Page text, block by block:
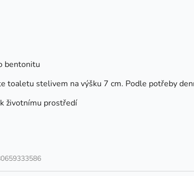
bentonitu
toaletu stelivem na výšku 7 cm. Podle potřeby
životnímu prostředí